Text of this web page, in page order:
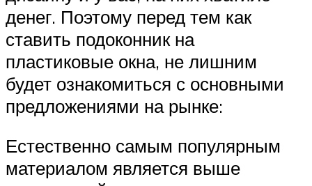
денег. Поэтому перед тем как
ставить подоконник на
пластиковые окна, не лишним
будет ознакомиться с основными
предложениями на рынке:
Естественно самым популярным
материалом является выше